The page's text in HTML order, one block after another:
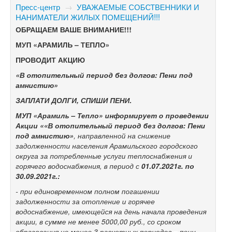
Пресс-центр → УВАЖАЕМЫЕ СОБСТВЕННИКИ И
НАНИМАТЕЛИ ЖИЛЫХ ПОМЕЩЕНИЙ!!!
ОБРАЩАЕМ ВАШЕ ВНИМАНИЕ!!!
МУП «АРАМИЛЬ – ТЕПЛО»
ПРОВОДИТ АКЦИЮ
«В отопительный период без долгов: Пени под
амнистию»
ЗАПЛАТИ ДОЛГИ, СПИШИ ПЕНИ.
МУП «Арамиль – Тепло» информирует о проведении
Акции ««В отопительный период без долгов: Пени
под амнистию», направленной на снижение
задолженности населения Арамильского городского
округа за потребленные услуги теплоснабжения и
горячего водоснабжения, в период с 01.07.2021г. по
30.09.2021г.:
- при единовременном полном погашении
задолженности за отопление и горячее
водоснабжение, имеющейся на день начала проведения
акции, в сумме не менее 5000,00 руб., со сроком